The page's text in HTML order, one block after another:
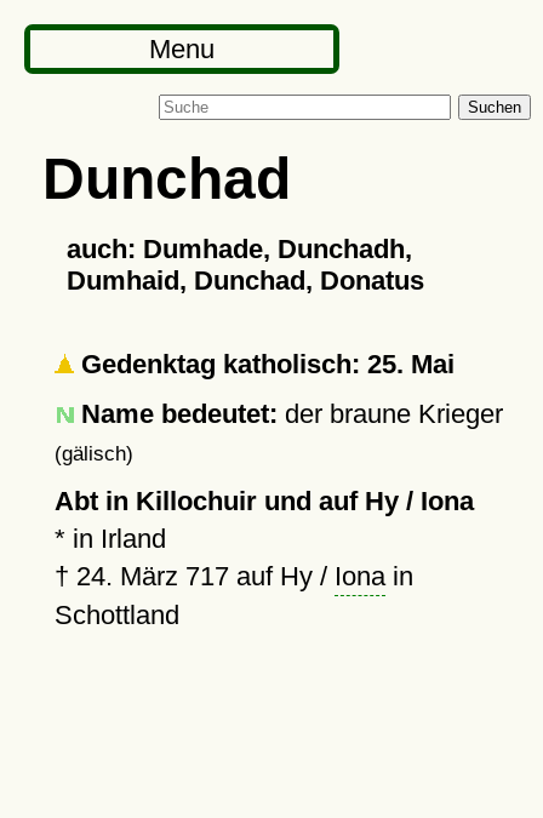
Menu
Suchen
Dunchad
auch: Dumhade, Dunchadh,
Dumhaid, Dunchad, Donatus
Gedenktag katholisch: 25. Mai
Name bedeutet: der braune Krieger
(gälisch)
Abt in Killochuir und auf Hy / Iona
* in Irland
† 24. März 717auf Hy / Ionain
Schottland